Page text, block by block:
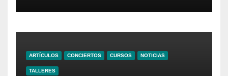
ARTÍCULOS CONCIERTOS CURSOS NOTICIAS
TALLERES